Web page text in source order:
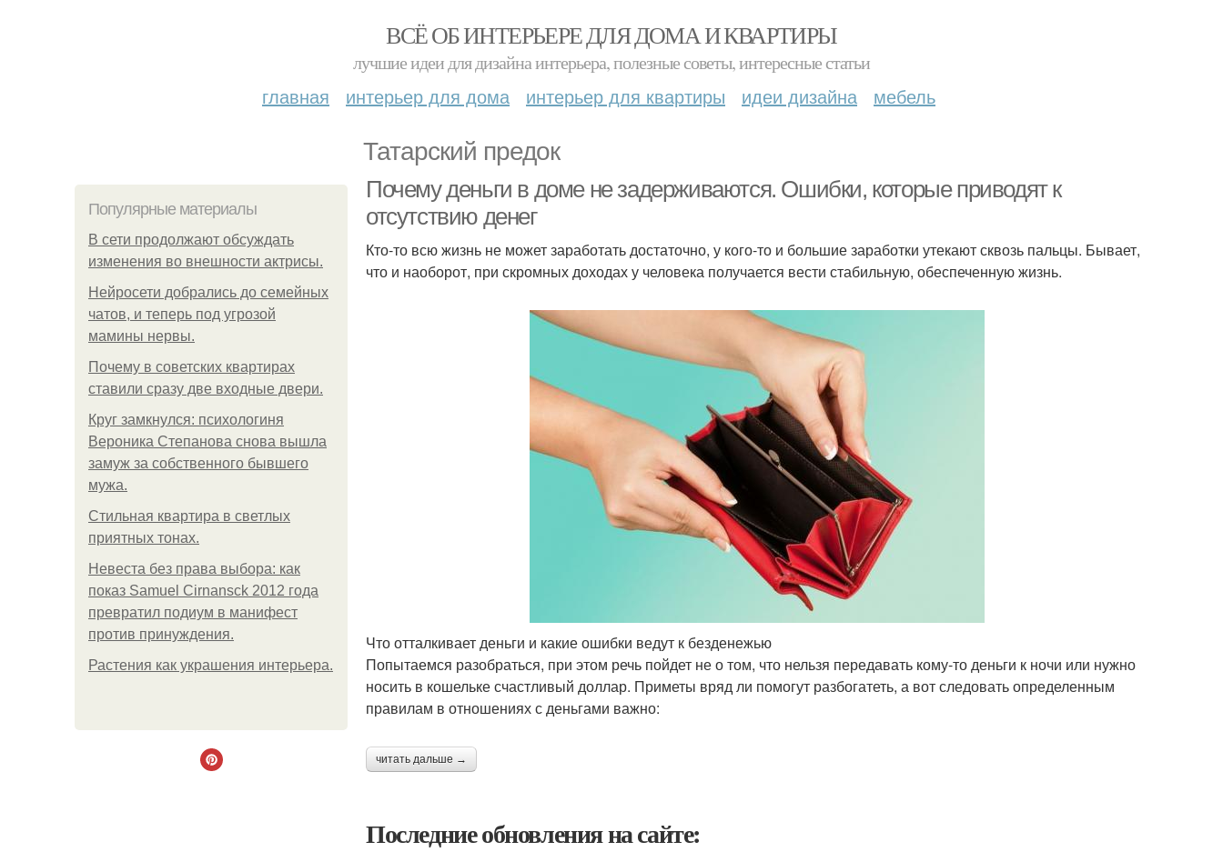
ВСЁ ОБ ИНТЕРЬЕРЕ ДЛЯ ДОМА И КВАРТИРЫ
лучшие идеи для дизайна интерьера, полезные советы, интересные статьи
главная интерьер для дома интерьер для квартиры идеи дизайна мебель
Татарский предок
Популярные материалы
В сети продолжают обсуждать
изменения во внешности актрисы.
Нейросети добрались до семейных
чатов, и теперь под угрозой
мамины нервы.
Почему в советских квартирах
ставили сразу две входные двери.
Круг замкнулся: психологиня
Вероника Степанова снова вышла
замуж за собственного бывшего
мужа.
Стильная квартира в светлых
приятных тонах.
Невеста без права выбора: как
показ Samuel Cirnansck 2012 года
превратил подиум в манифест
против принуждения.
Растения как украшения интерьера.
Почему деньги в доме не задерживаются. Ошибки, которые приводят к
отсутствию денег
Кто-то всю жизнь не может заработать достаточно, у кого-то и большие заработки утекают сквозь пальцы. Бывает,
что и наоборот, при скромных доходах у человека получается вести стабильную, обеспеченную жизнь.
Что отталкивает деньги и какие ошибки ведут к безденежью
Попытаемся разобраться, при этом речь пойдет не о том, что нельзя передавать кому-то деньги к ночи или нужно
носить в кошельке счастливый доллар. Приметы вряд ли помогут разбогатеть, а вот следовать определенным
правилам в отношениях с деньгами важно:
читать дальше →
Последние обновления на сайте: